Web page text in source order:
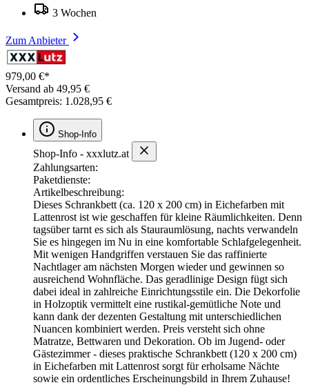
3 Wochen
Zum Anbieter
979,00 €*
Versand ab 49,95 €
Gesamtpreis: 1.028,95 €
Shop-Info
Shop-Info - xxxlutz.at
Zahlungsarten:
Paketdienste:
Artikelbeschreibung:
Dieses Schrankbett (ca. 120 x 200 cm) in Eichefarben mit
Lattenrost ist wie geschaffen für kleine Räumlichkeiten. Denn
tagsüber tarnt es sich als Stauraumlösung, nachts verwandeln
Sie es hingegen im Nu in eine komfortable Schlafgelegenheit.
Mit wenigen Handgriffen verstauen Sie das raffinierte
Nachtlager am nächsten Morgen wieder und gewinnen so
ausreichend Wohnfläche. Das geradlinige Design fügt sich
dabei ideal in zahlreiche Einrichtungsstile ein. Die Dekorfolie
in Holzoptik vermittelt eine rustikal-gemütliche Note und
kann dank der dezenten Gestaltung mit unterschiedlichen
Nuancen kombiniert werden. Preis versteht sich ohne
Matratze, Bettwaren und Dekoration. Ob im Jugend- oder
Gästezimmer - dieses praktische Schrankbett (120 x 200 cm)
in Eichefarben mit Lattenrost sorgt für erholsame Nächte
sowie ein ordentliches Erscheinungsbild in Ihrem Zuhause!